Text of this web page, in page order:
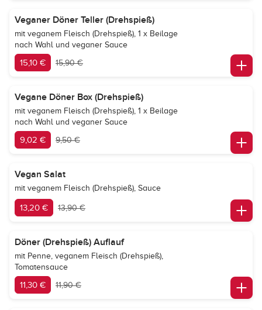
Veganer Döner Teller (Drehspieß)
mit veganem Fleisch (Drehspieß), 1 x Beilage
nach Wahl und veganer Sauce
15,10 € 15,90 €
Vegane Döner Box (Drehspieß)
mit veganem Fleisch (Drehspieß), 1 x Beilage
nach Wahl und veganer Sauce
9,02 € 9,50 €
Vegan Salat
mit veganem Fleisch (Drehspieß), Sauce
13,20 € 13,90 €
Döner (Drehspieß) Auflauf
mit Penne, veganem Fleisch (Drehspieß),
Tomatensauce
11,30 € 11,90 €